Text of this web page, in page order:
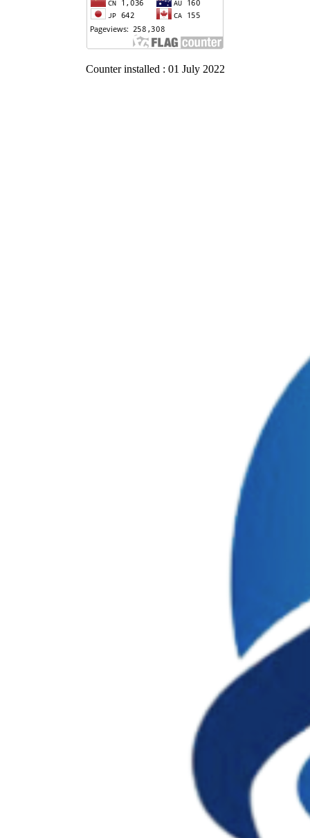
Counter installed : 01 July 2022